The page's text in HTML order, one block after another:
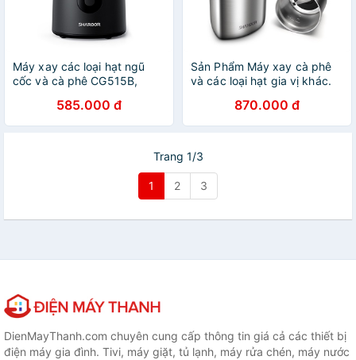
Máy xay các loại hạt ngũ
cốc và cà phê CG515B,
hiệu cao cấp Shardor
[CHÍNH HÃNG - BẢO HÀNH
585.000 đ
Sản Phẩm Máy xay cà phê
và các loại hạt gia vị khác.
Shardor CG715S - Công
suất 200W .
870.000 đ
Trang 1/3
1 2 3
DienMayThanh.com chuyên cung cấp thông tin giá cả các thiết bị
điện máy gia đình. Tivi, máy giặt, tủ lạnh, máy rửa chén, máy nước